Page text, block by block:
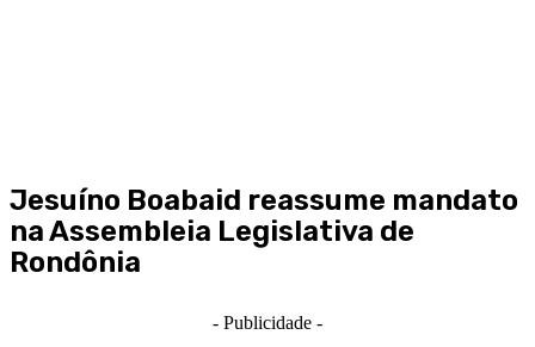
Jesuíno Boabaid reassume mandato
na Assembleia Legislativa de
Rondônia
- Publicidade -